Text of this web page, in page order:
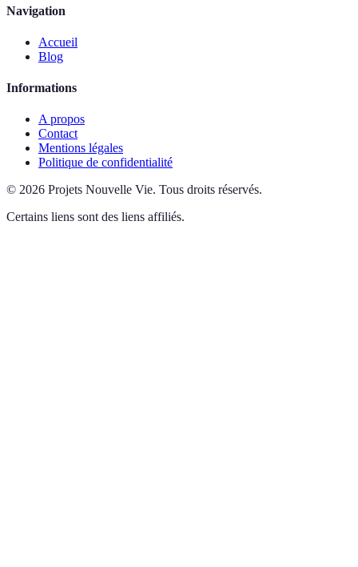
Navigation
Accueil
Blog
Informations
A propos
Contact
Mentions légales
Politique de confidentialité
© 2026 Projets Nouvelle Vie. Tous droits réservés.
Certains liens sont des liens affiliés.